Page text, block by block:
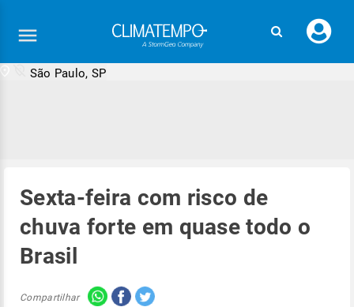
seu
São Paulo, SP
Sexta-feira com risco de
chuva forte em quase todo o
Brasil
Compartilhar